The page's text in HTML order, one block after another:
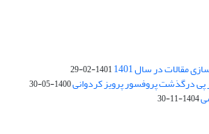
مقالات در سال 1401 1401-02-29
پی درگذشت پروفسور پرویز کردوانی1400-05-30
1404-11-30